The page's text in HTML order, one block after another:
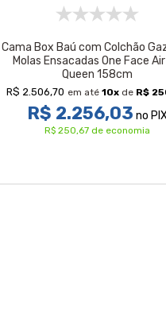
Cama Box Baú com Colchão
Molas Ensacadas One Face
Queen 158cm
R$ 2.506,70 em até 10x de R$
R$ 2.256,03 no
R$ 250,67 de economia